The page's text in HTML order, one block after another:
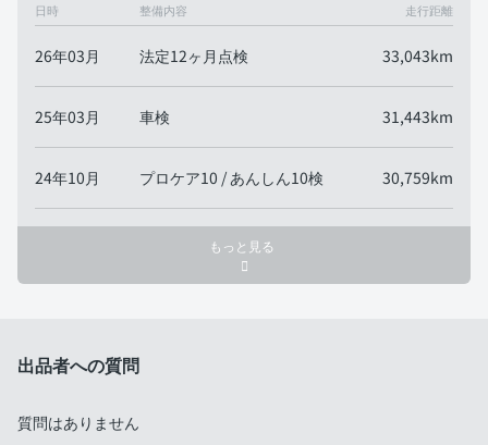
日時 整備内容 走行距離
26年03月 法定12ヶ月点検 33,043km
25年03月 車検 31,443km
24年10月 プロケア10 / あんしん10検 30,759km
もっと見る
出品者への質問
質問はありません